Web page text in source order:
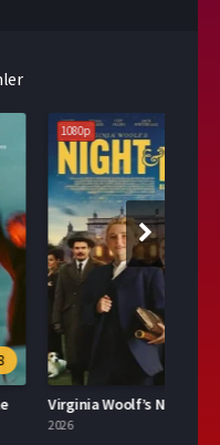
6.0
Virginia Woolf’s Night & Day Full HD İzle